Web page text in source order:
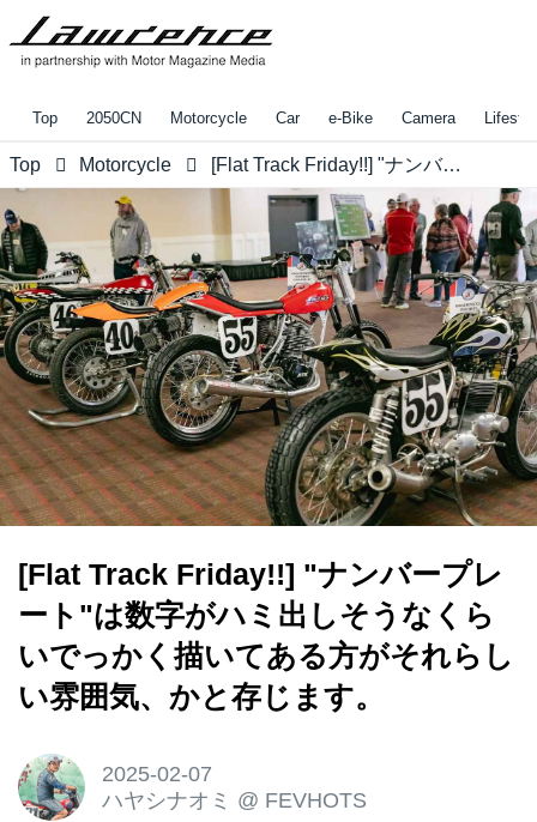
Top 2050CN Motorcycle Car e-Bike Camera
Top Motorcycle [Flat Track Friday!!] "ナンバープレート"は数字がハミ出しそうなくらいでっかく描いてある方がそれらしい雰囲気、かと存じます。
[Flat Track Friday!!] "ナンバープレ
ート"は数字がハミ出しそうなくら
いでっかく描いてある方がそれらし
い雰囲気、かと存じます。
2025-02-07
ハヤシナオミ @ FEVHOTS